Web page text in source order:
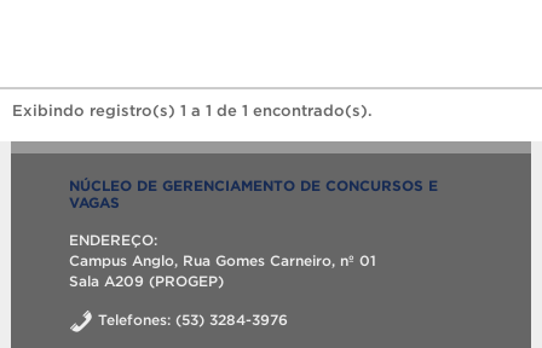
Exibindo registro(s) 1 a 1 de 1 encontrado(s).
NÚCLEO DE GERENCIAMENTO DE CONCURSOS E
VAGAS
ENDEREÇO:
Campus Anglo, Rua Gomes Carneiro, nº 01
Sala A209 (PROGEP)
Telefones: (53) 3284-3976